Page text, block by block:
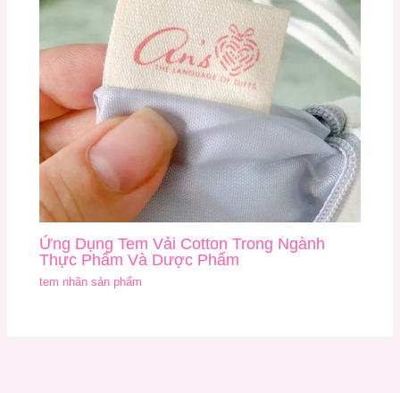
Ứng Dụng Tem Vải Cotton Trong Ngành
Thực Phẩm Và Dược Phẩm
tem nhãn sản phẩm